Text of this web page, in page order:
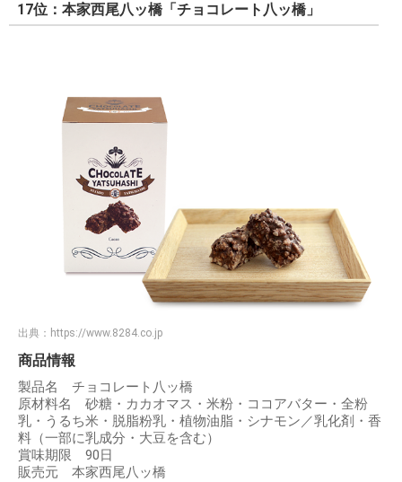
17位：本家西尾八ッ橋「チョコレート八ッ橋」
出典： https://www.8284.co.jp
商品情報
製品名 チョコレート八ッ橋
原材料名 砂糖・カカオマス・米粉・ココアバター・全粉
乳・うるち米・脱脂粉乳・植物油脂・シナモン／乳化剤・香
料（一部に乳成分・大豆を含む）
賞味期限 90日
販売元 本家西尾八ッ橋